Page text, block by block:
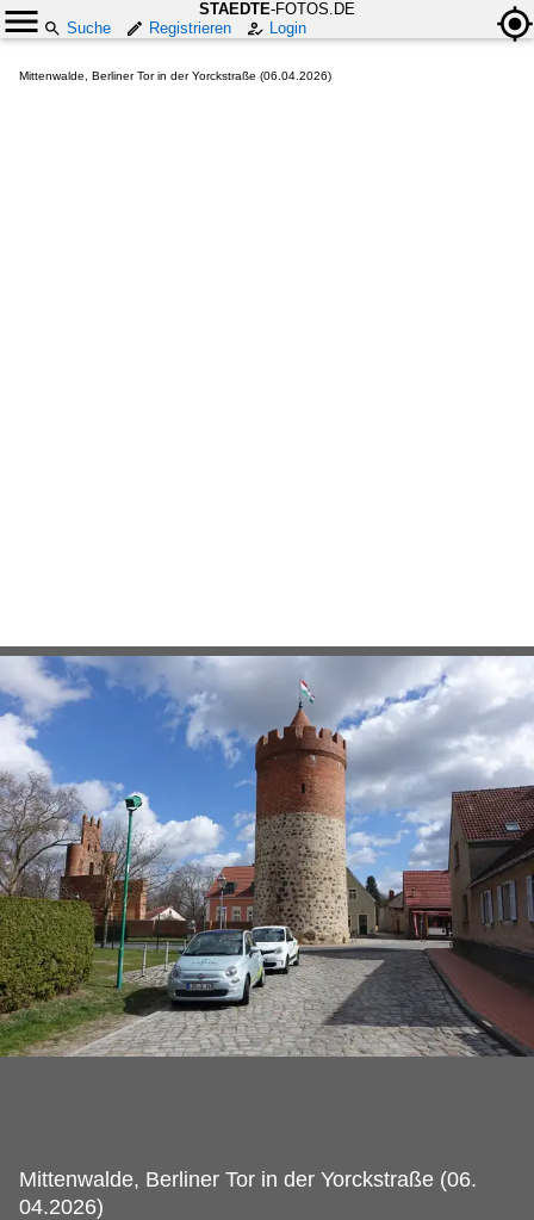
STAEDTE-FOTOS.DE
Suche
Registrieren Login
Mittenwalde, Berliner Tor in der Yorckstraße (06.04.2026)
Mittenwalde, Berliner Tor in der Yorckstraße (06.
04.2026)